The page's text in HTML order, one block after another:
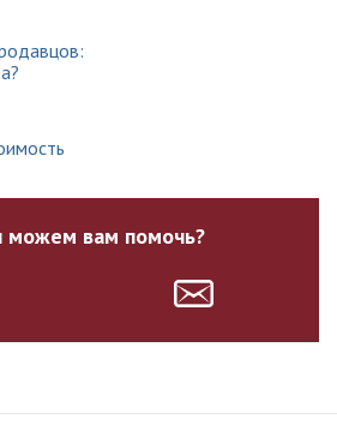
можем вам помочь?